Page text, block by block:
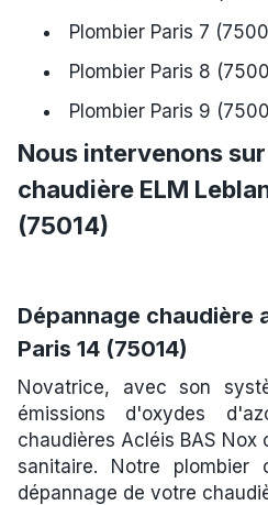
Plombier Paris 7
Plombier Paris 8
Plombier Paris 9
Nous intervenons
chaudière ELM
(75014)
Dépannage chaudière
Paris 14 (75014)
Novatrice, avec son
émissions d'oxydes
chaudières Acléis BAS
sanitaire. Notre plombier
dépannage de votre